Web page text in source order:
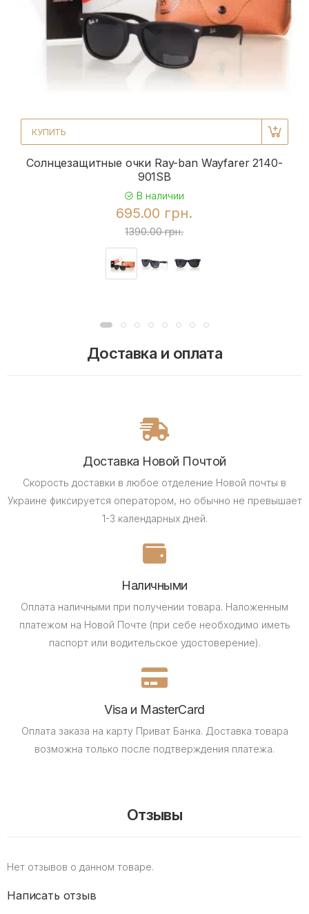
КУПИТЬ
Солнцезащитные очки Ray-ban Wayfarer 2140-
901SB
В наличии
695.00 грн.
1390.00 грн.
Доставка и оплата
Доставка Новой Почтой
Скорость доставки в любое отделение Новой почты в
Украине фиксируется оператором, но обычно не превышает
1-3 календарных дней.
Наличными
Оплата наличными при получении товара. Наложенным
платежом на Новой Почте (при себе необходимо иметь
паспорт или водительское удостоверение).
Visa и MasterCard
Оплата заказа на карту Приват Банка. Доставка товара
возможна только после подтверждения платежа.
Отзывы
Нет отзывов о данном товаре.
Написать отзыв